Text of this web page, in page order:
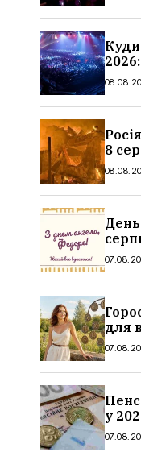
Куди
8
троє
для
у